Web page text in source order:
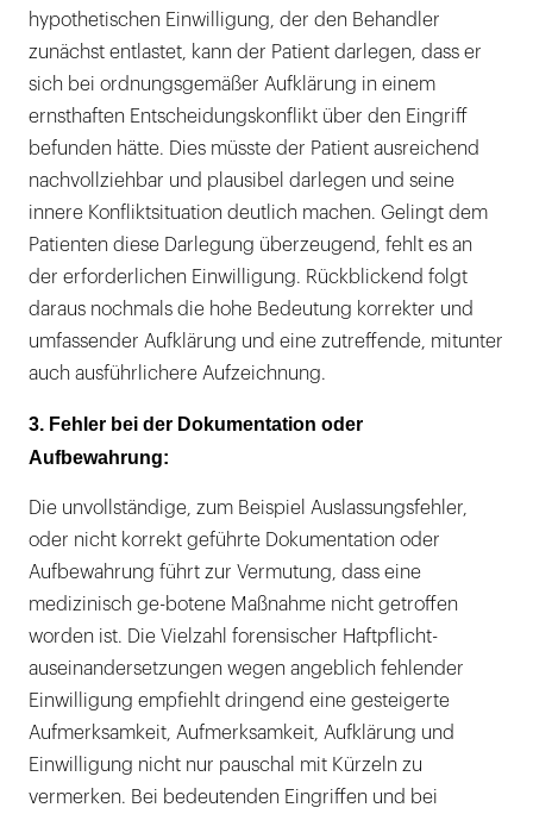
hypothetischen Einwilligung, der den Behandler
zunächst entlastet, kann der Patient darlegen, dass er
sich bei ordnungsgemäßer Aufklärung in einem
ernsthaften Entscheidungskonflikt über den Eingriff
befunden hätte. Dies müsste der Patient ausreichend
nachvollziehbar und plausibel darlegen und seine
innere Konfliktsituation deutlich machen. Gelingt dem
Patienten diese Darlegung überzeugend, fehlt es an
der erforderlichen Einwilligung. Rückblickend folgt
daraus nochmals die hohe Bedeutung korrekter und
umfassender Aufklärung und eine zutreffende, mitunter
auch ausführlichere Aufzeichnung.
3. Fehler bei der Dokumentation oder
Aufbewahrung:
Die unvollständige, zum Beispiel Auslassungsfehler,
oder nicht korrekt geführte Dokumentation oder
Aufbewahrung führt zur Vermutung, dass eine
medizinisch ge-botene Maßnahme nicht getroffen
worden ist. Die Vielzahl forensischer Haftpflicht-
auseinandersetzungen wegen angeblich fehlender
Einwilligung empfiehlt dringend eine gesteigerte
Aufmerksamkeit, Aufmerksamkeit, Aufklärung und
Einwilligung nicht nur pauschal mit Kürzeln zu
vermerken. Bei bedeutenden Eingriffen und bei